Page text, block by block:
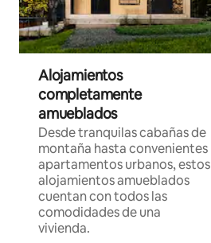
Alojamientos
completamente
amueblados
Desde tranquilas cabañas de
montaña hasta convenientes
apartamentos urbanos, estos
alojamientos amueblados
cuentan con todos las
comodidades de una
vivienda.